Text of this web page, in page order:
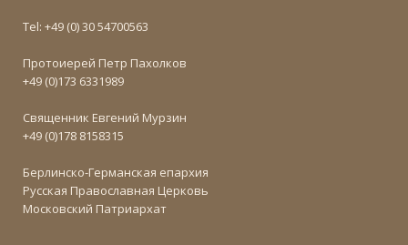
Tel: +49 (0) 30 54700563
Протоиерей Петр Пахолков
+49 (0)173 6331989
Священник Евгений Мурзин
+49 (0)178 8158315
Берлинско-Германская епархия
Русская Православная Церковь
Московский Патриархат